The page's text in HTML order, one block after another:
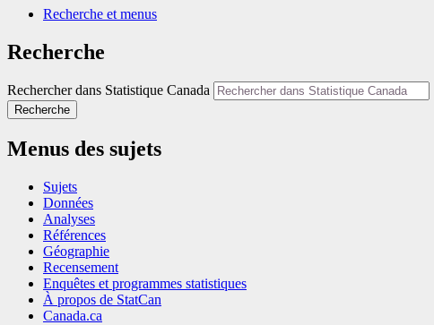
Recherche et menus
Recherche
Rechercher dans Statistique Canada
Recherche
Menus des sujets
Sujets
Données
Analyses
Références
Géographie
Recensement
Enquêtes et programmes statistiques
À propos de StatCan
Canada.ca